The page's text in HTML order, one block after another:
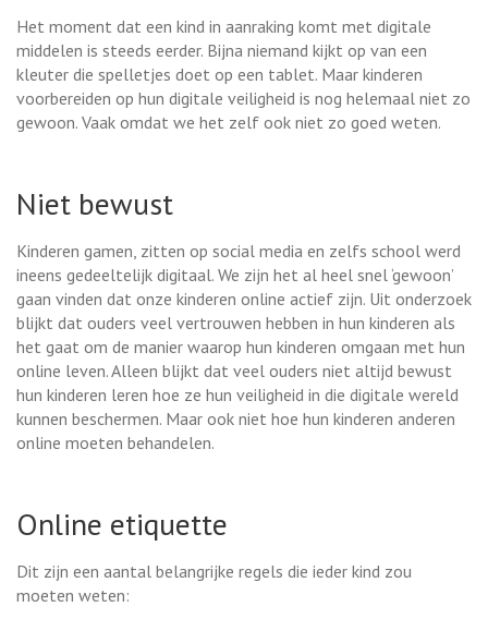
Het moment dat een kind in aanraking komt met digitale
middelen is steeds eerder. Bijna niemand kijkt op van een
kleuter die spelletjes doet op een tablet. Maar kinderen
voorbereiden op hun digitale veiligheid is nog helemaal niet zo
gewoon. Vaak omdat we het zelf ook niet zo goed weten.
Niet bewust
Kinderen gamen, zitten op social media en zelfs school werd
ineens gedeeltelijk digitaal. We zijn het al heel snel ‘gewoon’
gaan vinden dat onze kinderen online actief zijn. Uit onderzoek
blijkt dat ouders veel vertrouwen hebben in hun kinderen als
het gaat om de manier waarop hun kinderen omgaan met hun
online leven. Alleen blijkt dat veel ouders niet altijd bewust
hun kinderen leren hoe ze hun veiligheid in die digitale wereld
kunnen beschermen. Maar ook niet hoe hun kinderen anderen
online moeten behandelen.
Online etiquette
Dit zijn een aantal belangrijke regels die ieder kind zou
moeten weten: